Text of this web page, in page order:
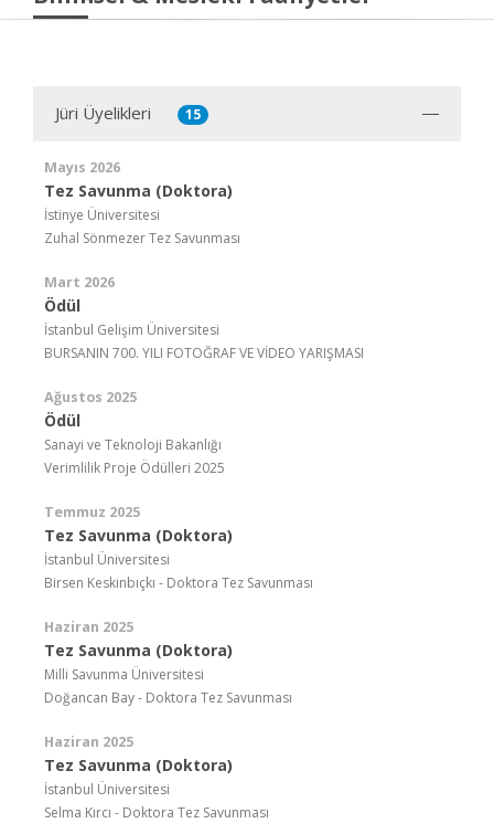
Jüri Üyelikleri 15
Mayıs 2026
Tez Savunma (Doktora)
İstinye Üniversitesi
Zuhal Sönmezer Tez Savunması
Mart 2026
Ödül
İstanbul Gelişim Üniversitesi
BURSANIN 700. YILI FOTOĞRAF VE VİDEO YARIŞMASI
Ağustos 2025
Ödül
Sanayi ve Teknoloji Bakanlığı
Verimlilik Proje Ödülleri 2025
Temmuz 2025
Tez Savunma (Doktora)
İstanbul Üniversitesi
Birsen Keskinbıçkı - Doktora Tez Savunması
Haziran 2025
Tez Savunma (Doktora)
Milli Savunma Üniversitesi
Doğancan Bay - Doktora Tez Savunması
Haziran 2025
Tez Savunma (Doktora)
İstanbul Üniversitesi
Selma Kırcı - Doktora Tez Savunması